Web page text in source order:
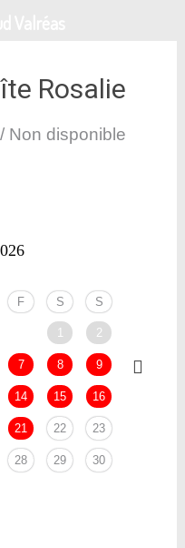
Rosalie
Non disponible
F S S
1 2
7 8 9
14 15 16
21 22 23
28 29 30